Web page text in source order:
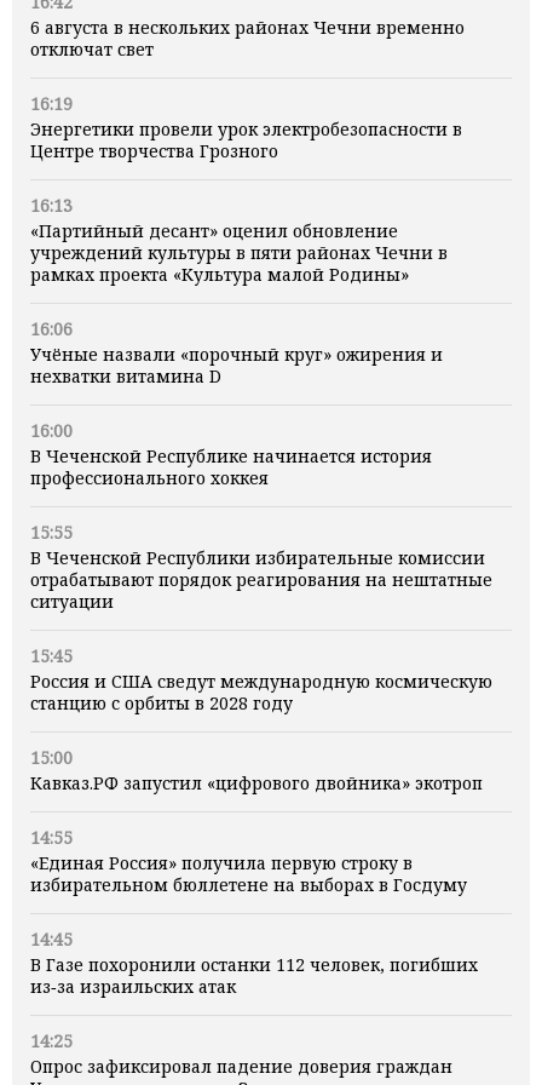
6 августа в нескольких районах Чечни временно
отключат свет
16:19
Энергетики провели урок электробезопасности в
Центре творчества Грозного
16:13
«Партийный десант» оценил обновление
учреждений культуры в пяти районах Чечни в
рамках проекта «Культура малой Родины»
16:06
Учёные назвали «порочный круг» ожирения и
нехватки витамина D
16:00
В Чеченской Республике начинается история
профессионального хоккея
15:55
В Чеченской Республики избирательные комиссии
отрабатывают порядок реагирования на нештатные
ситуации
15:45
Россия и США сведут международную космическую
станцию с орбиты в 2028 году
15:00
Кавказ.РФ запустил «цифрового двойника» экотроп
14:55
«Единая Россия» получила первую строку в
избирательном бюллетене на выборах в Госдуму
14:45
В Газе похоронили останки 112 человек, погибших
из‑за израильских атак
14:25
Опрос зафиксировал падение доверия граждан